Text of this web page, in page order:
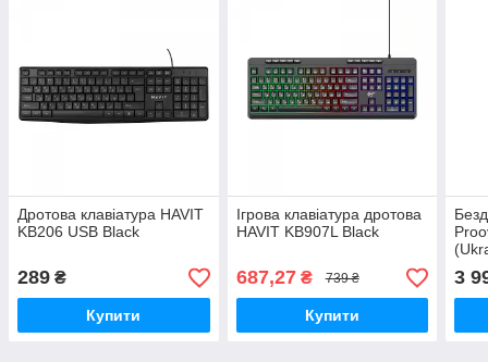
Дротова клавіатура HAVIT
KB206 USB Black
289 ₴
Купити
Ігрова клавіатура дротова
HAVIT KB907L Black
687,27₴ 739 ₴
Купити
3